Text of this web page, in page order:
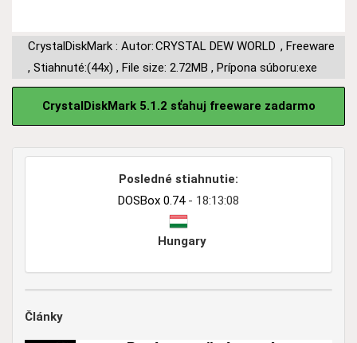
CrystalDiskMark : Autor:CRYSTAL DEW WORLD , Freeware
, Stiahnuté:(44x) , File size: 2.72MB , Prípona súboru:exe
CrystalDiskMark 5.1.2 sťahuj freeware zadarmo
Posledné stiahnutie:
DOSBox 0.74- 18:13:08
Hungary
Články